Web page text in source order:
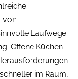
von
Laufwege
Offene Küchen
im Raum,